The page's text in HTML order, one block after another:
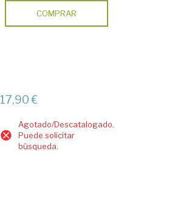
COMPRAR
17,90 €
Agotado/Descatalogado.
Puede solicitar
búsqueda.